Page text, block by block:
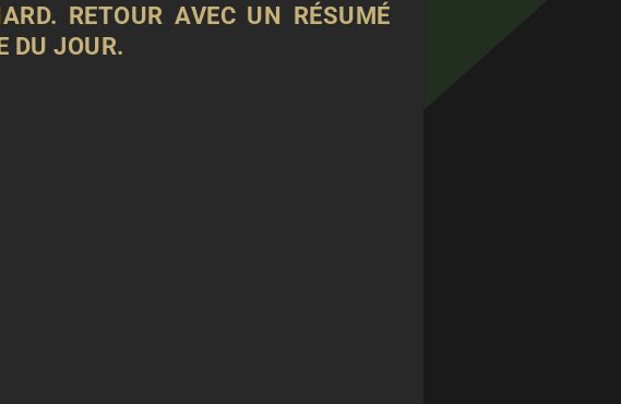
RETOUR AVEC UN RÉSUMÉ
DU JOUR.